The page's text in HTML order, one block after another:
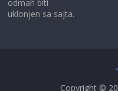
odmah biti
uklonjen sa sajta.
Copyright ©